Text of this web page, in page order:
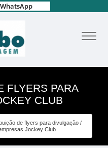
WhatsApp
FLYERS PARA
CLUB
de flyers para divulgação
Jockey Club